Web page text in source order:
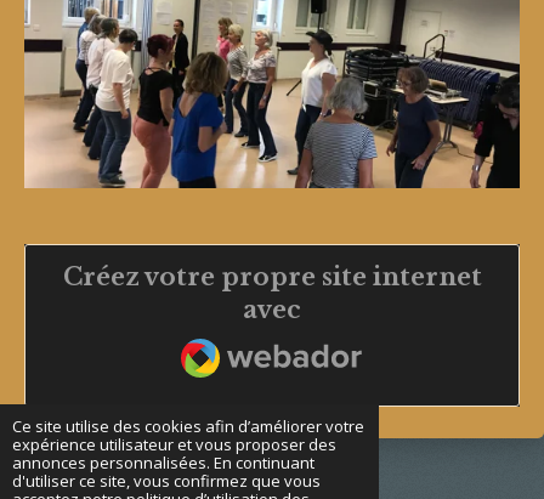
Ce site utilise des cookies afin d’améliorer votre
expérience utilisateur et vous proposer des
annonces personnalisées. En continuant
d'utiliser ce site, vous confirmez que vous
Créez votre propre site internet
avec
Webador